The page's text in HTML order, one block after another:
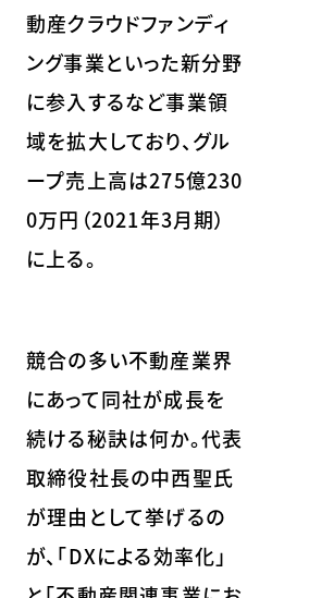
動産クラウドファンディ
ング事業といった新分野
に参入するなど事業領
域を拡大しており、グル
ープ売上高は275億230
0万円（2021年3月期）
に上る。
競合の多い不動産業界
にあって同社が成長を
続ける秘訣は何か。代表
取締役社長の中西聖氏
が理由として挙げるの
が、「DXによる効率化」